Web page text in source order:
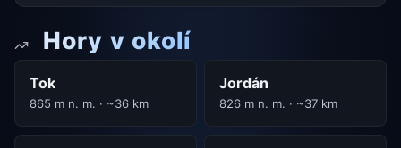
Hory v okolí
Tok
865 m n. m. · ~36 km
Jordán
826 m n. m. · ~37 km